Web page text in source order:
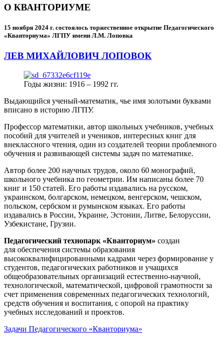
О КВАНТОРИУМЕ
15 ноября 2024 г. состоялось торжественное открытие Педагогического
«Кванториума» ЛГПУ имени Л.М. Лоповка
ЛЕВ МИХАЙЛОВИЧ ЛОПОВОК
Годы жизни: 1916 – 1992 гг.
Выдающийся ученый-математик, чье имя золотыми буквами
вписано в историю ЛГПУ.
Профессор математики, автор школьных учебников, учебных
пособий для учителей и учеников, интересных книг для
внеклассного чтения, один из создателей теории проблемного
обучения и развивающей системы задач по математике.
Автор более 200 научных трудов, около 60 монографий,
школьного учебника по геометрии. Им написаны более 70
книг и 150 статей. Его работы издавались на русском,
украинском, болгарском, немецком, венгерском, чешском,
польском, сербском и румынском языках. Его работы
издавались в России, Украине, Эстонии, Литве, Белоруссии,
Узбекистане, Грузии.
Педагогический технопарк «Кванториум» создан
для обеспечения системы образования
высококвалифицированными кадрами через формирование у
студентов, педагогических работников и учащихся
общеобразовательных организаций естественно-научной,
технологической, математической, цифровой грамотности за
счет применения современных педагогических технологий,
средств обучения и воспитания, с опорой на практику
учебных исследований и проектов.
Задачи Педагогического «Кванториума»